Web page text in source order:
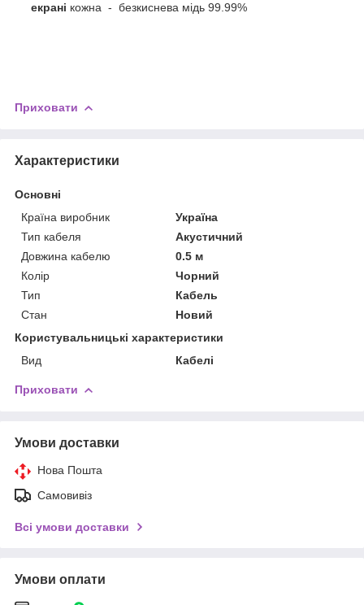
екрані кожна - безкиснева мідь 99.99%
Приховати
Характеристики
Основні
Країна виробник
Україна
Тип кабеля
Акустичний
Довжина кабелю
0.5 м
Колір
Чорний
Тип
Кабель
Стан
Новий
Користувальницькі характеристики
Вид
Кабелі
Приховати
Умови доставки
Нова Пошта
Самовивіз
Всі умови доставки
Умови оплати